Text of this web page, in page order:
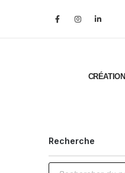
CRÉATION
Recherche
Recherche